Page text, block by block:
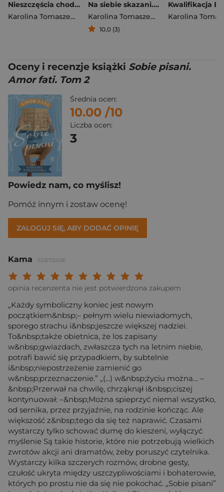
Nieszczęścia chodzą parami. Amor fati. Tom 3
Karolina Tomaszewska
Na siebie skazani. Amor fati. Tom 1
Karolina Tomaszewska
10,0 (3)
Oceny i recenzje książki Sobie pisani.
Amor fati. Tom 2
Średnia ocen:
10.00 /10
Liczba ocen:
3
Powiedz nam, co myślisz!
Pomóż innym i zostaw ocenę!
ZALOGUJ SIĘ, ABY DODAĆ OPINIĘ
Kama 02/07/2026
Twoja ocena:
Twoja ocena: Wybitna 9/
Twoja ocena: Rewelacyjna 8/
Twoja ocena: Bardzo dobra 7/10"
Twoja ocena: Dobra 6/10"
Twoja ocena: Przeciętna 5/10"
Twoja ocena: Może być 4/10"
Twoja ocena: Słaba 3/10"
Twoja ocena: Bardzo słaba 2/10"
Twoja ocena: Beznadziejna 1/10"
opinia recenzenta nie jest potwierdzona zakupem
„Każdy symboliczny koniec jest nowym
początkiem&nbsp;– pełnym wielu niewiadomych,
sporego strachu i&nbsp;jeszcze większej nadziei.
To&nbsp;także obietnica, że los zapisany
w&nbsp;gwiazdach, zwłaszcza tych na letnim niebie,
potrafi bawić się przypadkiem, by subtelnie
i&nbsp;niepostrzeżenie zamienić go
w&nbsp;przeznaczenie.” „(...) w&nbsp;życiu można… –
&nbsp;Przerwał na chwilę, chrząknął i&nbsp;ciszej
kontynuował: –&nbsp;Można spieprzyć niemal wszystko,
od sernika, przez przyjaźnie, na rodzinie kończąc. Ale
większość z&nbsp;tego da się też naprawić. Czasami
wystarczy tylko schować dumę do kieszeni, wyłączyć
myślenie Są takie historie, które nie potrzebują wielkich
zwrotów akcji ani dramatów, żeby poruszyć czytelnika.
Wystarczy kilka szczerych rozmów, drobne gesty,
czułość ukryta między uszczypliwościami i bohaterowie,
których po prostu nie da się nie pokochać. „Sobie pisani”